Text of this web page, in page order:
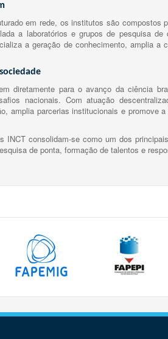
em rede, os institutos são
a laboratórios e grupos de pesquisa
a geração de conhecimento, amplia
diretamente para o avanço da ciência
nacionais. Com atuação
amplia parcerias institucionais e promove
INCT consolidam-se como um dos
de ponta, formação de talentos e